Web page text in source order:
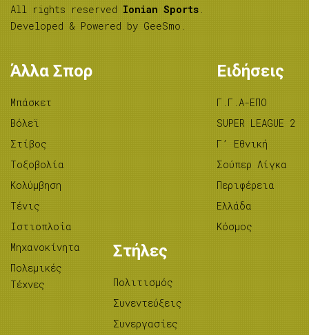
All rights reserved Ionian Sports
Developed & Powered by GeeSmo
Άλλα Σπορ
Μπάσκετ
Βόλεϊ
Στίβος
Tοξοβολία
Κολύμβηση
Τένις
Ιστιοπλοΐα
Μηχανοκίνητα
Πολεμικές
Τέχνες
Ειδήσεις
Γ.Γ.Α-ΕΠΟ
SUPER LEAGUE 2
Γ’ Εθνική
Σούπερ Λίγκα
Περιφέρεια
Ελλάδα
Κόσμος
Στήλες
Πολιτισμός
Συνεντεύξεις
Συνεργασίες